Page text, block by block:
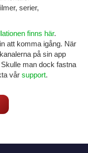
serier,
finns här.
att komma igång. När
på sin app
Skulle man dock fastna
vår support.